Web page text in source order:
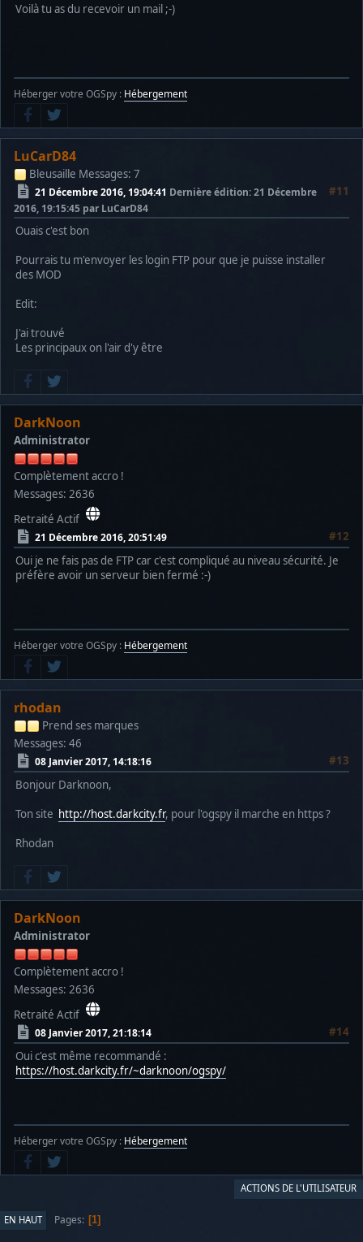
Voilà tu as du recevoir un mail ;-)
Héberger votre OGSpy : Hébergement
LuCarD84
Bleusaille Messages: 7
21 Décembre 2016, 19:04:41 #11
Dernière édition: 21 Décembre
2016, 19:15:45 par LuCarD84
Ouais c'est bon
Pourrais tu m'envoyer les login FTP pour que je puisse installer
des MOD
Edit:
J'ai trouvé
Les principaux on l'air d'y être
DarkNoon
Administrator
Complètement accro !
Messages: 2636
Retraité Actif
21 Décembre 2016, 20:51:49
#12
Oui je ne fais pas de FTP car c'est compliqué au niveau sécurité. Je
préfère avoir un serveur bien fermé :-)
Héberger votre OGSpy : Hébergement
rhodan
Prend ses marques
Messages: 46
08 Janvier 2017, 14:18:16
#13
Bonjour Darknoon,
Ton site http://host.darkcity.fr, pour l'ogspy il marche en https ?
Rhodan
DarkNoon
Administrator
Complètement accro !
Messages: 2636
Retraité Actif
08 Janvier 2017, 21:18:14
#14
Oui c'est même recommandé :
https://host.darkcity.fr/~darknoon/ogspy/
Héberger votre OGSpy : Hébergement
ACTIONS DE L'UTILISATEUR
EN HAUT Pages 1